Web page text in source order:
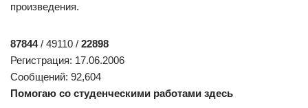
произведения.
87844/ 49110 / 22898
Регистрация: 17.06.2006
Сообщений: 92,604
Помогаю со студенческими работами здесь